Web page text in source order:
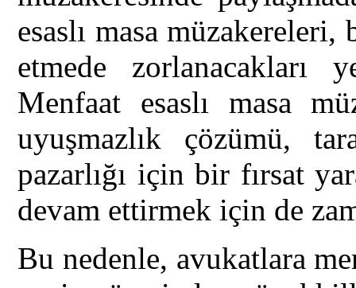
esaslı masa
etmede zorlanacakları
Menfaat esaslı masa
uyuşmazlık çözümü,
pazarlığı için bir fırsat
devam ettirmek için de
Bu nedenle, avukatlara